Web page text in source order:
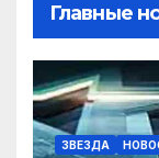
Главные
ЗВЕЗДА